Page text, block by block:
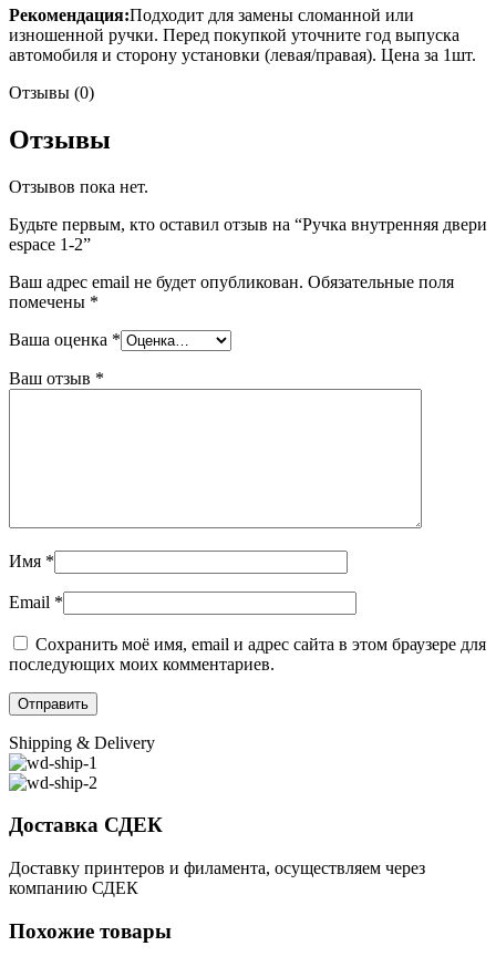
Рекомендация:Подходит для замены сломанной или
изношенной ручки. Перед покупкой уточните год выпуска
автомобиля и сторону установки (левая/правая). Цена за 1шт.
Отзывы (0)
Отзывы
Отзывов пока нет.
Будьте первым, кто оставил отзыв на “Ручка внутренняя двери
espace 1-2”
Ваш адрес email не будет опубликован. Обязательные поля
помечены *
Ваша оценка *
Ваш отзыв *
Имя *
Email *
Сохранить моё имя, email и адрес сайта в этом браузере для
последующих моих комментариев.
Shipping & Delivery
Доставка СДЕК
Доставку принтеров и филамента, осуществляем через
компанию СДЕК
Похожие товары